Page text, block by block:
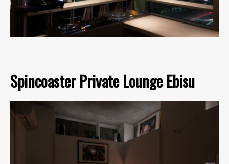
Spincoaster Private Lounge Ebisu